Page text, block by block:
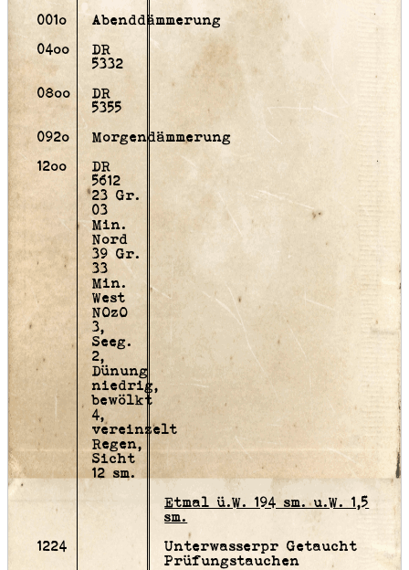
001o
Abenddämmerung
04oo
DR
5332
08oo
DR
5355
092o
Morgendämmerung
12oo
DR
5612
23 Gr.
03
Min.
Nord
39 Gr.
33
Min.
West
NOzO
3,
Seeg.
2,
Dünung
niedrig,
bewölkt
4,
vereinzelt
Regen,
Sicht
12 sm.
Etmal ü.W. 194 sm. u.W. 1,5
sm.
1224
Unterwasserpr Getaucht
Prüfungstauchen